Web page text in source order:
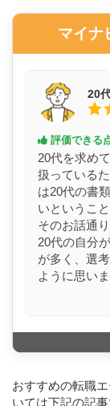
マイナ
20
評価できる
20代を求め
扱っている
は20代の書
いというこ
そのお話通
20代の自分
が多く、選
ように思いま
おすすめの転職
いては下記の記